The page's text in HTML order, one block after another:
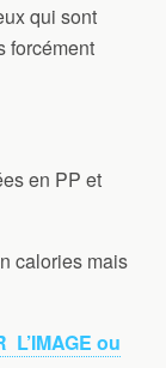
qui sont
forcément
en PP et
calories mais
L’IMAGE ou